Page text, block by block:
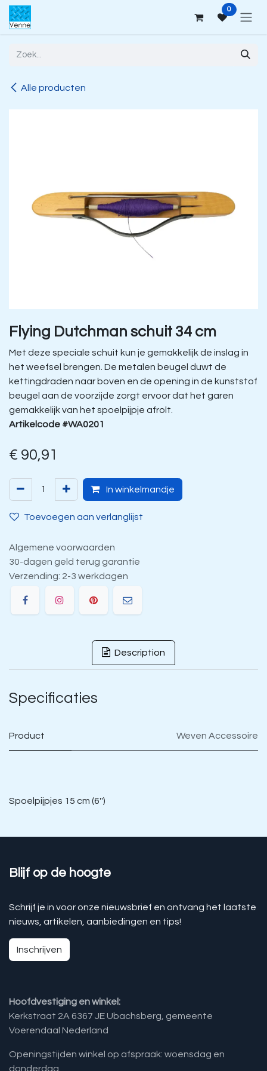
Overslaan naar inhoud 0
Alle producten
Flying Dutchman schuit 34 cm
Met deze speciale schuit kun je gemakkelijk de inslag in
het weefsel brengen. De metalen beugel duwt de
kettingdraden naar boven en de opening in de kunststof
beugel aan de voorzijde zorgt ervoor dat het garen
gemakkelijk van het spoelpijpje afrolt.
Artikelcode #WA0201
€ 90,91
In winkelmandje
Toevoegen aan verlanglijst
Algemene voorwaarden
30-dagen geld terug garantie
Verzending: 2-3 werkdagen
Description
Specificaties
Product Weven Accessoire
Spoelpijpjes 15 cm (6'')
Blijf op de hoogte
Schrijf je in voor onze nieuwsbrief en ontvang het laatste
nieuws, artikelen, aanbiedingen en tips!
Inschrijven
Hoofdvestiging en winkel:
Kerkstraat 2A 6367 JE Ubachsberg, gemeente
Voerendaal Nederland
Openingstijden winkel op afspraak: woensdag en
donderdag.